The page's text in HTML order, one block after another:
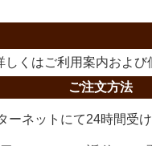
しくはご利用案内および
ご注文方法
ーネットにて24時間受